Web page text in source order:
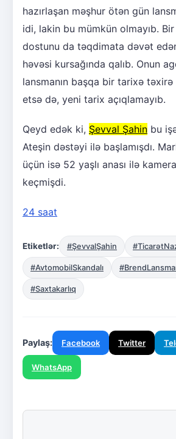
hazırlaşan məşhur ötən gün
idi, lakin bu mümkün olmayıb. Bir
dostunu da təqdimata dəvət
həvəsi kursağında qalıb. Onun
lansmanın başqa bir tarixə təxirə
etsə də, yeni tarix açıqlamayıb.
Qeyd edək ki, Şevval Şahin bu
Ateşin dəstəyi ilə başlamışdı.
üçün isə 52 yaşlı anası ilə kamera
keçmişdi.
24 saat
Etiketlər: #ŞevvalŞahin
#AvtomobilSkandalı
#Saxtakarlıq
Paylaş: Facebook Twitter
WhatsApp